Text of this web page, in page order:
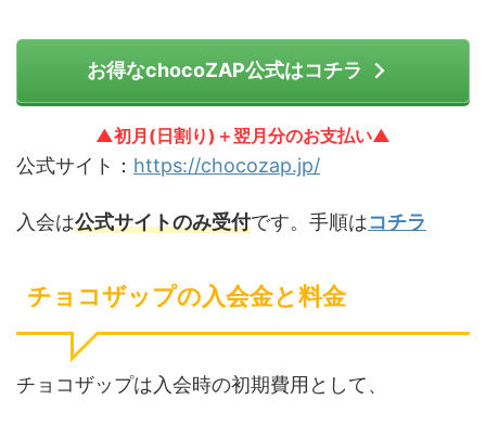
お得なchocoZAP公式はコチラ
▲初月(日割り)＋翌月分のお支払い▲
公式サイト： https://chocozap.jp/
入会は公式サイトのみ受付です。手順はコチラ
チョコザップの入会金と料金
チョコザップは入会時の初期費用として、